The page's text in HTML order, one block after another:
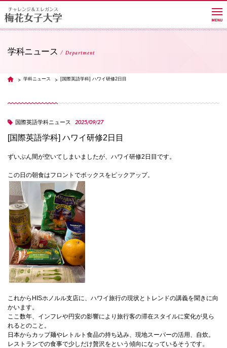
学部・学科・大学院
教員紹介サイト
キャンパスライフ
進路・就職
国際交流
産学連携
入試情報
学科ニュース Department
TOP 学科ニュース [国際英語学科] ハワイ研修2日目
国際英語学科ニュース 2025/09/27
[国際英語学科] ハワイ研修2日目
ずいぶん間が空いてしまいましたが、ハワイ研修2日目です。
この日の朝食はフロントでボックスをピックアップ。
これからHISホノルル支店に、ハワイ旅行の現状とトレンドの講義を聞きに向
かいます。
ここ数年、インフレや円安の影響により旅行客の滞在スタイルに変化が見ら
れるとのこと。
日本からカップ麺やレトルト食品の持ち込み、現地スーパーの活用、自炊。
レストランでの食事で少しだけ贅沢をという傾向になっているそうです。